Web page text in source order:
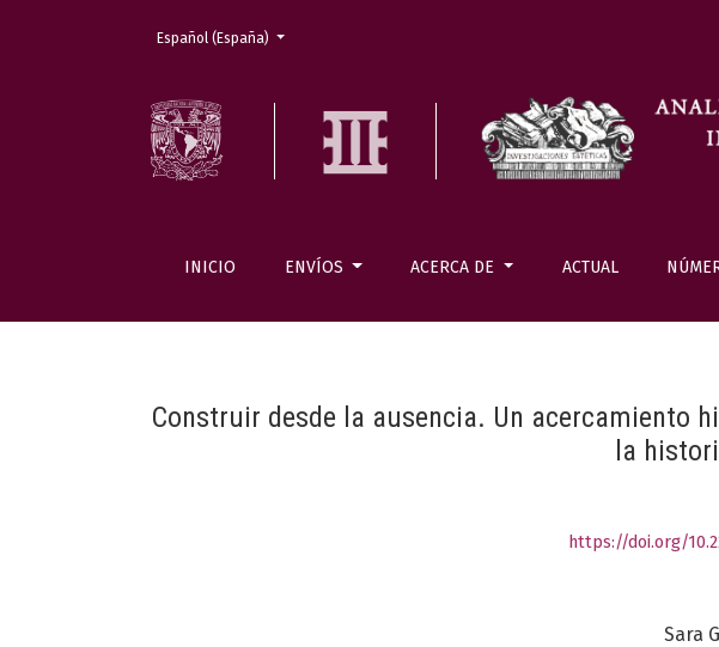
INICIO ENVÍOS ACERCA DE ACTUAL
Cambiar el idioma. El actual es:
Español (España)
Construir desde la ausencia. Un acercamiento
la
https://doi.org/
Sara